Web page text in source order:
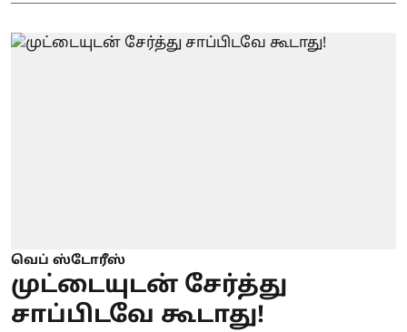
வெப் ஸ்டோரீஸ்
முட்டையுடன் சேர்த்து
சாப்பிடவே கூடாது!